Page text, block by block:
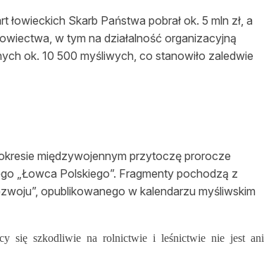
Skarb Państwa pobrał ok. 5 mln zł, a
w tym na działalność organizacyjną
ok. 10 500 myśliwych, co stanowiło zaledwie
międzywojennym przytoczę prorocze
„Łowca Polskiego”. Fragmenty pochodzą z
opublikowanego w kalendarzu myśliwskim
się szkodliwie na rolnictwie i leśnictwie nie jest ani